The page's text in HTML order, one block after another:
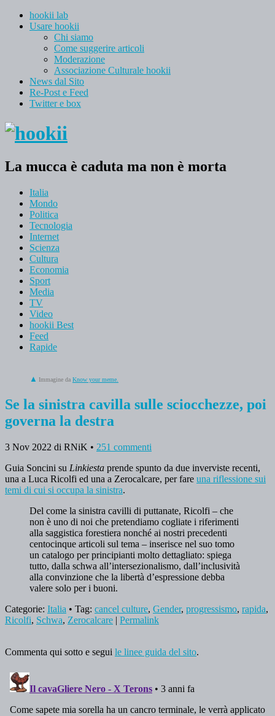
hookii lab
Usare hookii
Chi siamo
Come suggerire articoli
Moderazione
Associazione Culturale hookii
News dal Sito
Re-Post e Feed
Twitter e box
La mucca è caduta ma non è morta
Italia
Mondo
Politica
Tecnologia
Internet
Scienza
Cultura
Economia
Sport
Media
TV
Video
hookii Best
Feed
Rapide
Immagine da Know your meme.
Se la sinistra cavilla sulle sciocchezze, poi
governa la destra
3 Nov 2022 di RNiK • 251 commenti
Guia Soncini su Linkiesta prende spunto da due inverviste recenti,
una a Luca Ricolfi ed una a Zerocalcare, per fare una riflessione sui
temi di cui si occupa la sinistra.
Del come la sinistra cavilli di puttanate, Ricolfi – che
non è uno di noi che pretendiamo cogliate i riferimenti
alla saggistica forestiera nonché ai nostri precedenti
centocinque articoli sul tema – inserisce nel suo tomo
un catalogo per principianti molto dettagliato: spiega
tutto, dalla schwa all’intersezionalismo, dall’inclusività
alla convinzione che la libertà d’espressione debba
valere solo per i buoni.
Categorie: Italia • Tag: cancel culture, Gender, progressismo, rapida,
Ricolfi, Schwa, Zerocalcare | Permalink
Commenta qui sotto e segui le linee guida del sito.